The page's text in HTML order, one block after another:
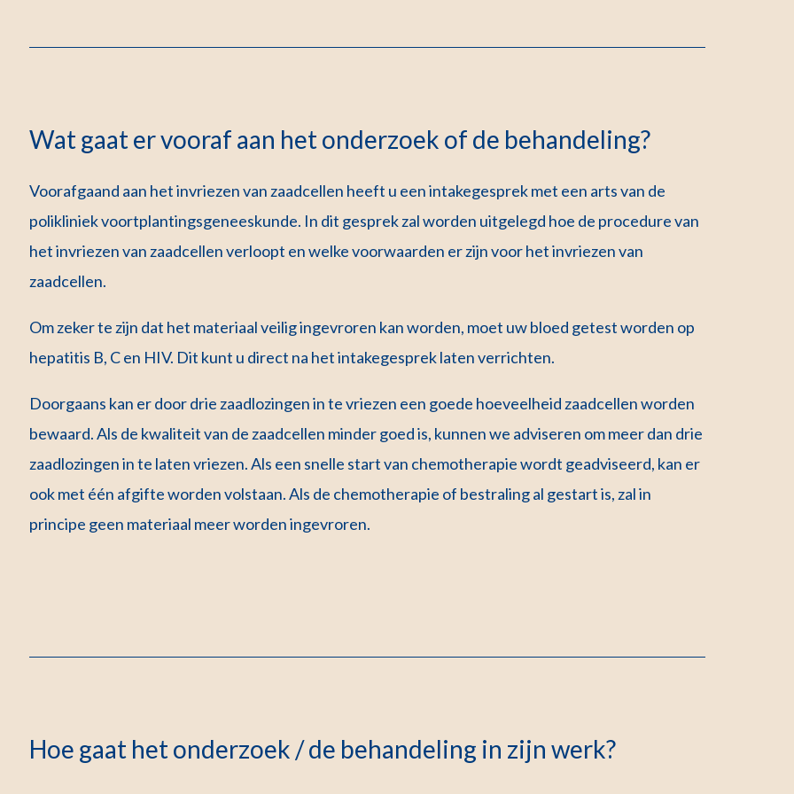
Wat gaat er vooraf aan het onderzoek of de behandeling?
Voorafgaand aan het invriezen van zaadcellen heeft u een intakegesprek met een arts van de
polikliniek voortplantingsgeneeskunde. In dit gesprek zal worden uitgelegd hoe de procedure van
het invriezen van zaadcellen verloopt en welke voorwaarden er zijn voor het invriezen van
zaadcellen.
Om zeker te zijn dat het materiaal veilig ingevroren kan worden, moet uw bloed getest worden op
hepatitis B, C en HIV. Dit kunt u direct na het intakegesprek laten verrichten.
Doorgaans kan er door drie zaadlozingen in te vriezen een goede hoeveelheid zaadcellen worden
bewaard. Als de kwaliteit van de zaadcellen minder goed is, kunnen we adviseren om meer dan drie
zaadlozingen in te laten vriezen. Als een snelle start van chemotherapie wordt geadviseerd, kan er
ook met één afgifte worden volstaan. Als de chemotherapie of bestraling al gestart is, zal in
principe geen materiaal meer worden ingevroren.
Hoe gaat het onderzoek / de behandeling in zijn werk?